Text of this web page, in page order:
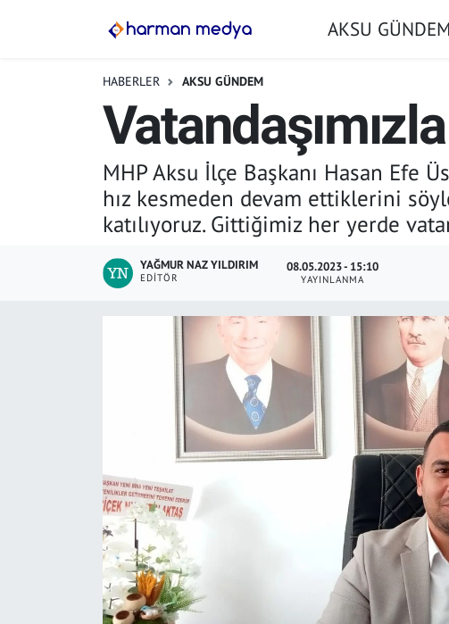
AKSU GÜNDEM
HABERLER AKSU GÜNDEM
MHP Aksu İlçe Başkanı Hasan Efe
hız kesmeden devam ettiklerini
katılıyoruz. Gittiğimiz her yerde
YAĞMUR NAZ YILDIRIM
EDITÖR
08.05.2023 - 15:10
YAYINLANMA
AKSU GÜNDEM
KÜLTÜR SANAT
İstanbul Hava Durumu
İstanbul Trafik Yoğunluk Haritası
Süper Lig Puan Durumu ve Fikstür